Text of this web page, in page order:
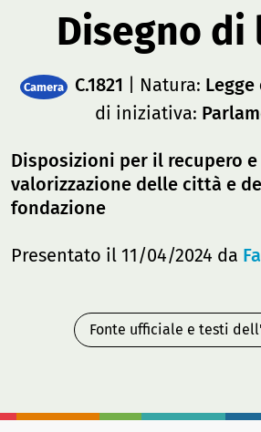
Disegno di
Camera C.1821 | Natura:
di iniziativa:
Disposizioni per il recupero e
valorizzazione delle città e
fondazione
Presentato il 11/04/2024 da
Fonte ufficiale e testi